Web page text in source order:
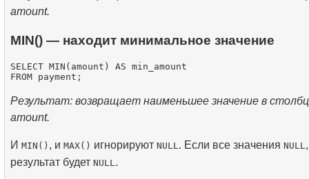
amount.
MIN() — находит минимальное значение
SELECT MIN(amount) AS min_amount
Результат: возвращает наименьшее значение в
amount.
И MIN() , и MAX() игнорируют NULL . Если все значения NULL ,
результат будет NULL .